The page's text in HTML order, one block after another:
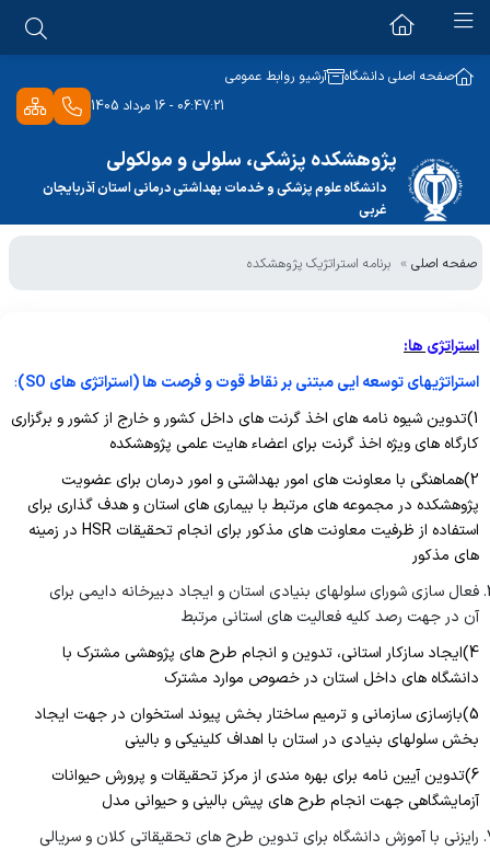
صفحه اصلی دانشگاه
آرشیو روابط عمومی
06:47:21 - 16 مرداد 1405
پژوهشکده پزشکی، سلولی و مولکولی
دانشگاه علوم پزشکی و خدمات بهداشتی درمانی استان آذربایجان
غربی
درباره پژوهشکده
اهداف پژوهشکده
برنامه استراتژیک پژوهشکده
حوزه ریاست
معاون پژوهشکده
سرپرست پژوهشكده
افیلیشن پژوهشکده
اعضای پژوهشکده
اعضای هیات علمی پژوهشی
اعضای هیات علمی آموزشی
کارشناسان پژوهشکده
مرکز تحقیقات سلولی و مولکولی
آزمایشگاه های پژوهشکده
آزمایشگاه نانوفناوری
آزمایشگاه زیست فناوری پزشکی
آزمایشگاه تحقیقات مولکولی
الویت های تحقیقاتی دانشگاه
لینک های مفید
سامانه شبکه آزمایشگاهی
سامانه پژوهشیار
سامانه علم سنجی اعضای هیات علمی
پست الکترونیکی دانشگاه
سایت رنکینگ مقالات
سامانه مدیریت اطلاعات پژوهش
کمیته دیجیتال دانشگاه
سامانه علم سنجی پژوهشکده
آرشیو اخبار
آخرین اخبار
گالری تصاویر
تماس با ما
تماس با ما
صفحه اصلی برنامه استراتژیک پژوهشکده
استراتژی ها:
استراتژیهای توسعه ایی مبتنی بر نقاط قوت و فرصت ها (استراتژی های SO
)
:
1)تدوین شیوه نامه های اخذ گرنت های داخل کشور و خارج از کشور و برگزاری
کارگاه های ویژه اخذ گرنت برای اعضاء هایت علمی پژوهشکده
2)هماهنگی با معاونت های امور بهداشتی و امور درمان برای عضویت
پژوهشکده در مجموعه های مرتبط با بیماری های استان و هدف گذاری برای
استفاده از ظرفیت معاونت های مذکور برای انجام تحقیقات HSR در زمینه
های مذکور
فعال سازی شورای سلولهای بنیادی استان و ایجاد دبیرخانه دایمی برای
آن در جهت رصد کلیه فعالیت های استانی مرتبط
4)ایجاد سازکار استانی، تدوین و انجام طرح های پژوهشی مشترک با
دانشگاه های داخل استان در خصوص موارد مشترک
5)بازسازی سازمانی و ترمیم ساختار بخش پیوند استخوان در جهت ایجاد
بخش سلولهای بنیادی در استان با اهداف کلینیکی و بالینی
6)تدوین آیین نامه برای بهره مندی از مرکز تحقیقات و پرورش حیوانات
آزمایشگاهی جهت انجام طرح های پیش بالینی و حیوانی مدل
رایزنی با آموزش دانشگاه برای تدوین طرح های تحقیقاتی کلان و سریالی